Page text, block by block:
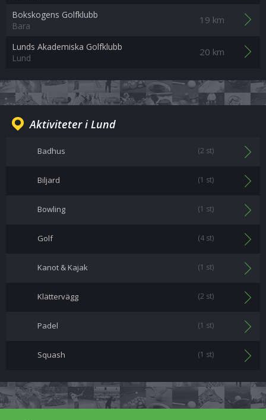
Bokskogens Golfklubb
Bara
19 km
Lunds Akademiska Golfklubb
Lund
20 km
Aktiviteter i Lund
Badhus (2 st)
Biljard (1 st)
Bowling (1 st)
Golf (4 st)
Kanot & Kajak (1 st)
Klättervägg (2 st)
Padel (1 st)
Squash (1 st)